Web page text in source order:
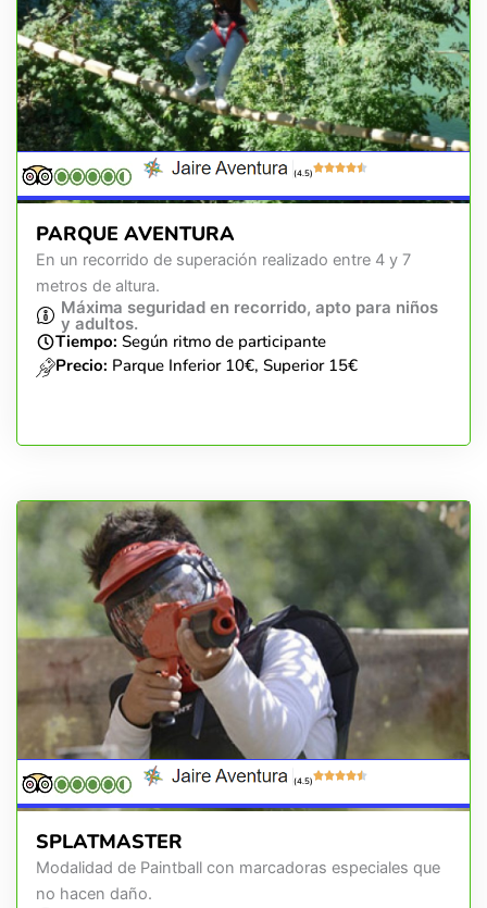
(4.5)
PARQUE AVENTURA
En un recorrido de superación realizado entre 4 y 7
metros de altura.
Máxima seguridad en recorrido, apto para niños
y adultos.
Tiempo: Según ritmo de participante
Precio: Parque Inferior 10€, Superior 15€
(4.5)
SPLATMASTER
Modalidad de Paintball con marcadoras especiales que
no hacen daño.